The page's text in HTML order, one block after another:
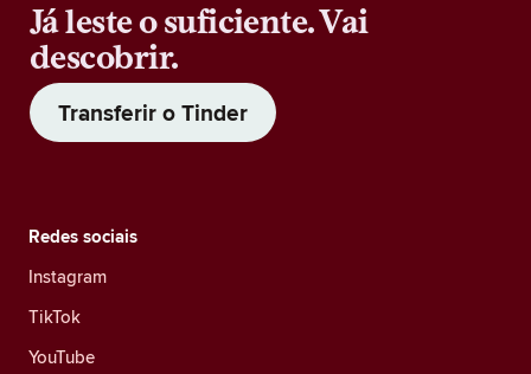
Já leste o suficiente. Vai
descobrir.
Transferir o Tinder
Redes sociais
Instagram
TikTok
YouTube